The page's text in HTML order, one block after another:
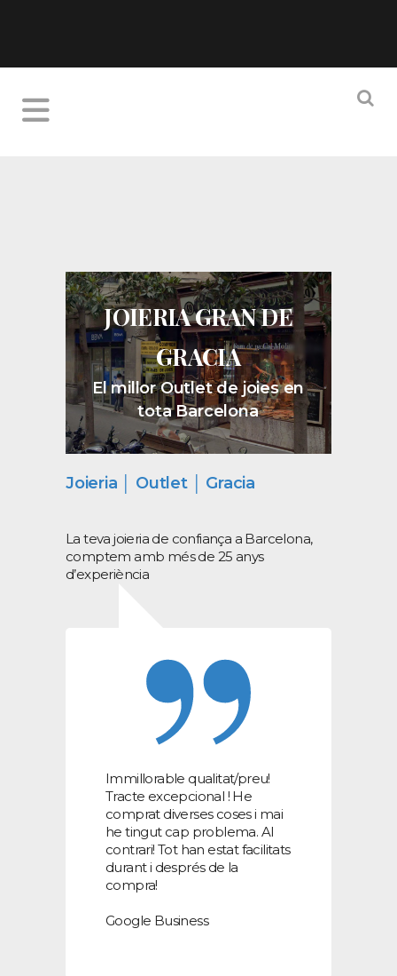
JOIERIA GRAN DE
GRACIA
El millor Outlet de joies en
tota Barcelona
Joieria │ Outlet │ Gracia
La teva joieria de confiança a Barcelona,
comptem amb més de 25 anys
d’experiència
Immillorable qualitat/preu!
Tracte excepcional ! He
comprat diverses coses i mai
he tingut cap problema. Al
contrari! Tot han estat facilitats
durant i després de la
compra!
Google Business